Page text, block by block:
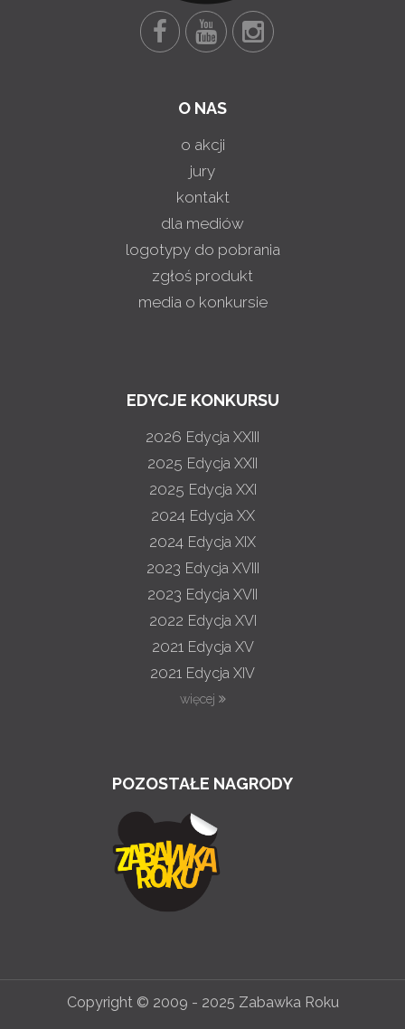
O NAS
o akcji
jury
kontakt
dla mediów
logotypy do pobrania
zgłoś produkt
media o konkursie
EDYCJE KONKURSU
2026 Edycja XXIII
2025 Edycja XXII
2025 Edycja XXI
2024 Edycja XX
2024 Edycja XIX
2023 Edycja XVIII
2023 Edycja XVII
2022 Edycja XVI
2021 Edycja XV
2021 Edycja XIV
więcej
POZOSTAŁE NAGRODY
Copyright © 2009 - 2025 Zabawka Roku